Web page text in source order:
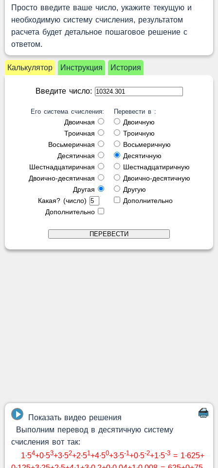
Просто введите ваше число, укажите текущую и
необходимую систему счисления, результатом
расчета будет детальное пошаговое решение с
ответом.
Калькулятор Инструкция История
Введите число:
Его система счисления:
Двоичная
Троичная
Восьмеричная
Десятичная
Шестнадцатиричная
Двоично-десятичная
Другая
Какая? (число)
Дополнительно
Перевести в :
Двоичную
Троичную
Восьмеричную
Десятичную
Шестнадцатиричную
Двоично-десятичную
Другую
Дополнительно
Показать видео решения
Выполним перевод в десятичную систему
счисления вот так:
1∙54+0∙53+3∙52+2∙51+4∙50+3∙5-1+0∙5-2+1∙5-3= 1∙625+